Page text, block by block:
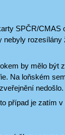
SPČR/CMAS
by mělo být
Na loňském
nedošlo.
případ je zatím v